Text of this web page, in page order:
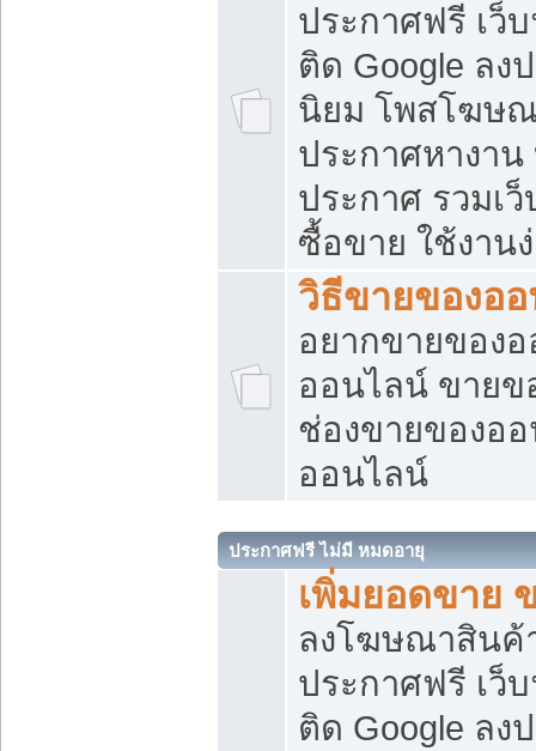
ประกาศฟรี เว็
ติด Google ลง
นิยม โพสโฆษ
ประกาศหางาน
ประกาศ รวมเ
ซื้อขาย ใช้งาน
วิธีขายของอ
อยากขายของ
ออนไลน์ ขายข
ช่องขายของอ
ออนไลน์
ประกาศฟรี ไม่มี หมดอายุ
เพิ่มยอดขาย
ลงโฆษณาสิน
ประกาศฟรี เว็
ติด Google ลง